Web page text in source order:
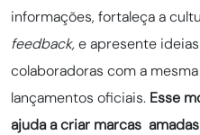
informações, fortaleça a
feedback,e apresente
colaboradoras com a
lançamentos oficiais. Esse
ajuda a criar marcas